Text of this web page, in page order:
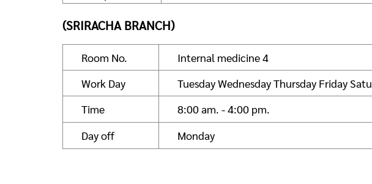
(SRIRACHA BRANCH)
Room No.
Internal medicine 4
Work Day
Tuesday Wednesday Thursday Friday
Time
8:00 am. - 4:00 pm.
Day off
Monday